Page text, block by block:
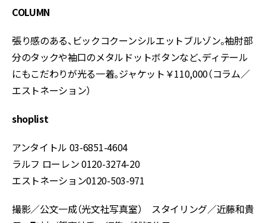
COLUMN
張り感のある、ビックコクーンシルエットブルゾン。袖肘部
分のタックや袖口のメタルドットボタンなど、ディテール
にもこだわりが光る一着。ジャケット￥110,000（コラム／
エストネーション）
shoplist
アンタイトル 03-6851-4604
ラルフ ローレン 0120-3274-20
エストネーション0120-503-971
撮影／公文一成（光文社写真室） スタイリング／近藤和貴